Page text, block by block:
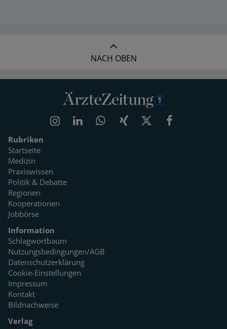
NACH OBEN
Rubriken
Startseite
Medizin
Praxiswissen
Politik & Debatte
Regionen
Kooperationen
Jobbörse
Information
Schlagwortbaum
Nutzungsbedingungen/AGB
Datenschutzerklärung
Cookie-Einstellungen
Impressum
Kontakt
Bildnachweise
Verlag